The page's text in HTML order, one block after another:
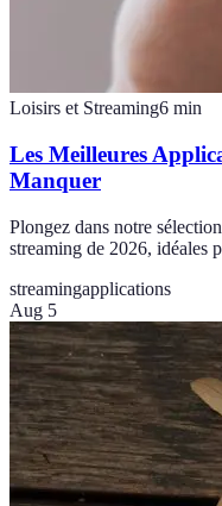
Loisirs et Streaming6 min
Les Meilleures
Manquer
Plongez dans notre
streaming de 2026, idéales
streamingapplications
Aug 5